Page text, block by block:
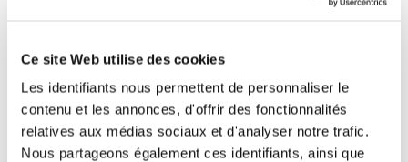
Ce site Web utilise des cookies
Les identifiants nous permettent de personnaliser le
contenu et les annonces, d'offrir des fonctionnalités
relatives aux médias sociaux et d'analyser notre trafic.
Nous partageons également ces identifiants, ainsi que